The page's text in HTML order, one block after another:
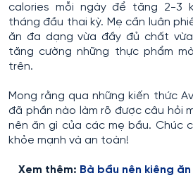
calories mỗi ngày để tăng 2-3
tháng đầu thai kỳ. Mẹ cần luân
ăn đa dạng vừa đầy đủ chất
tăng cường những thực phẩm
trên.
Mong rằng qua những kiến thức
đã phần nào làm rõ được câu hỏi
nên ăn gì của các mẹ bầu. Chúc
khỏe mạnh và an toàn!
Xem thêm: Bà bầu nên kiêng